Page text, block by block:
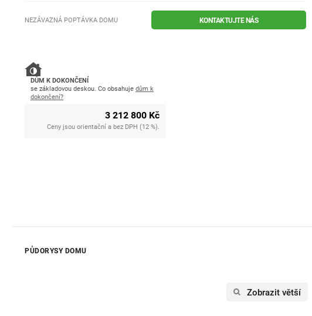
NEZÁVAZNÁ POPTÁVKA DOMU KONTAKTUJTE NÁS
DŮM K DOKONČENÍ
se základovou deskou. Co obsahuje dům k
dokončení?
3 212 800 Kč
Ceny jsou orientační a bez DPH (12 %).
PŮDORYSY DOMU
Zobrazit větší